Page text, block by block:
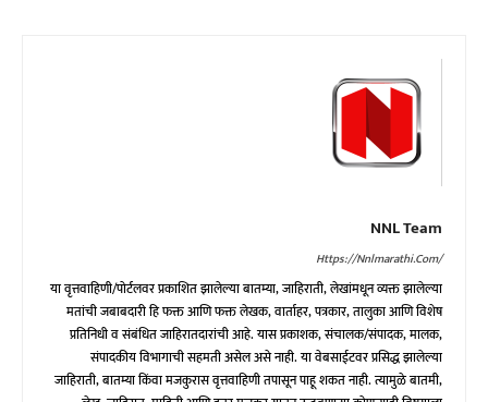
NNL Team
Https://nnlmarathi.com/
या वृत्तवाहिणी/पोर्टलवर प्रकाशित झालेल्या बातम्या, जाहिराती, लेखांमधून व्यक्त झालेल्या
मतांची जबाबदारी हि फक्त आणि फक्त लेखक, वार्ताहर, पत्रकार, तालुका आणि विशेष
प्रतिनिधी व संबंधित जाहिरातदारांची आहे. यास प्रकाशक, संचालक/संपादक, मालक,
संपादकीय विभागाची सहमती असेल असे नाही. या वेबसाईटवर प्रसिद्ध झालेल्या
जाहिराती, बातम्या किंवा मजकुरास वृत्तवाहिणी तपासून पाहू शकत नाही. त्यामुळे बातमी,